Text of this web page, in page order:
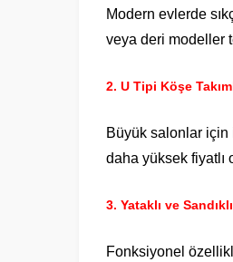
Modern evlerde
veya deri modeller
2. U Tipi Köşe
Büyük salonlar için
daha yüksek fiyatlı
3. Yataklı ve
Fonksiyonel